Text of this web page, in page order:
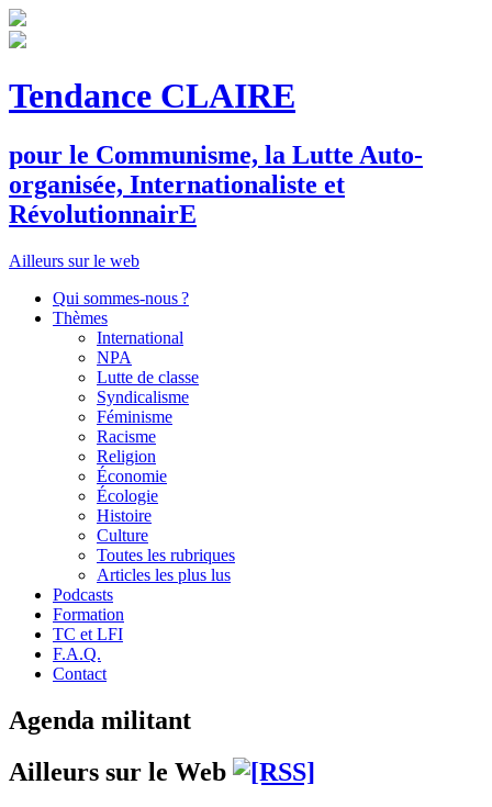
Tendance CLAIRE
pour le Communisme, la Lutte Auto-
organisée, Internationaliste et
RévolutionnairE
Ailleurs sur le web
Qui sommes-nous ?
Thèmes
International
NPA
Lutte de classe
Syndicalisme
Féminisme
Racisme
Religion
Économie
Écologie
Histoire
Culture
Toutes les rubriques
Articles les plus lus
Podcasts
Formation
TC et LFI
F.A.Q.
Contact
Agenda militant
Ailleurs sur le Web